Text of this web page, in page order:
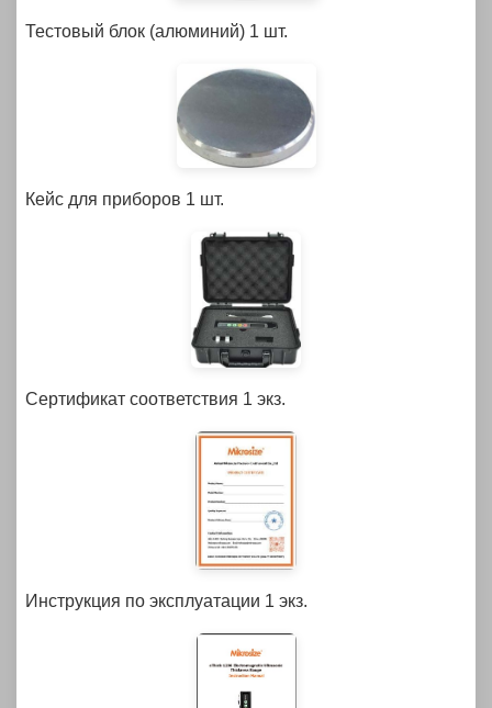
Тестовый блок (алюминий) 1 шт.
Кейс для приборов 1 шт.
Сертификат соответствия 1 экз.
Инструкция по эксплуатации 1 экз.